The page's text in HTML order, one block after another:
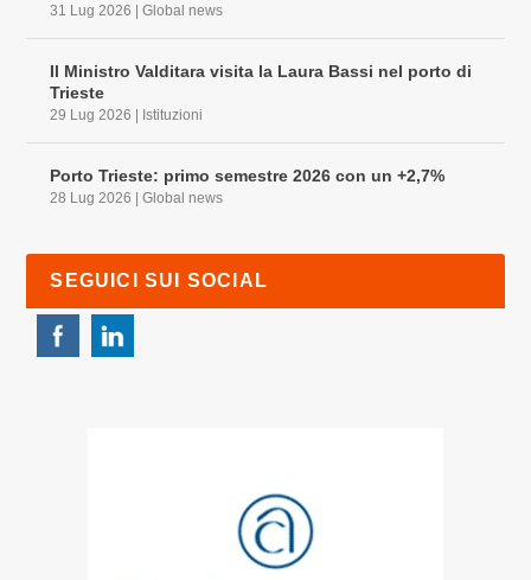
31 Lug 2026 |Global news
Il Ministro Valditara visita la Laura Bassi nel porto di
Trieste
29 Lug 2026 | Istituzioni
Porto Trieste: primo semestre 2026 con un +2,7%
28 Lug 2026 |Global news
SEGUICI SUI SOCIAL